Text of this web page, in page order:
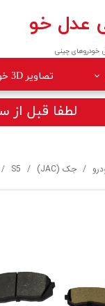
خودروهای چینی
عدل خو
تصاویر 3D خودروها
جک (JAC) S5
لطفا قبل از